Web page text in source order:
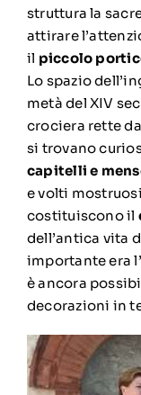
struttura la
attirare
il piccolo
Lo spazio
metà del XIV
crociera rette
si trovano
capitelli e
e volti
costituiscono il
dell’antica vita
importante era l’
è ancora
decorazioni in